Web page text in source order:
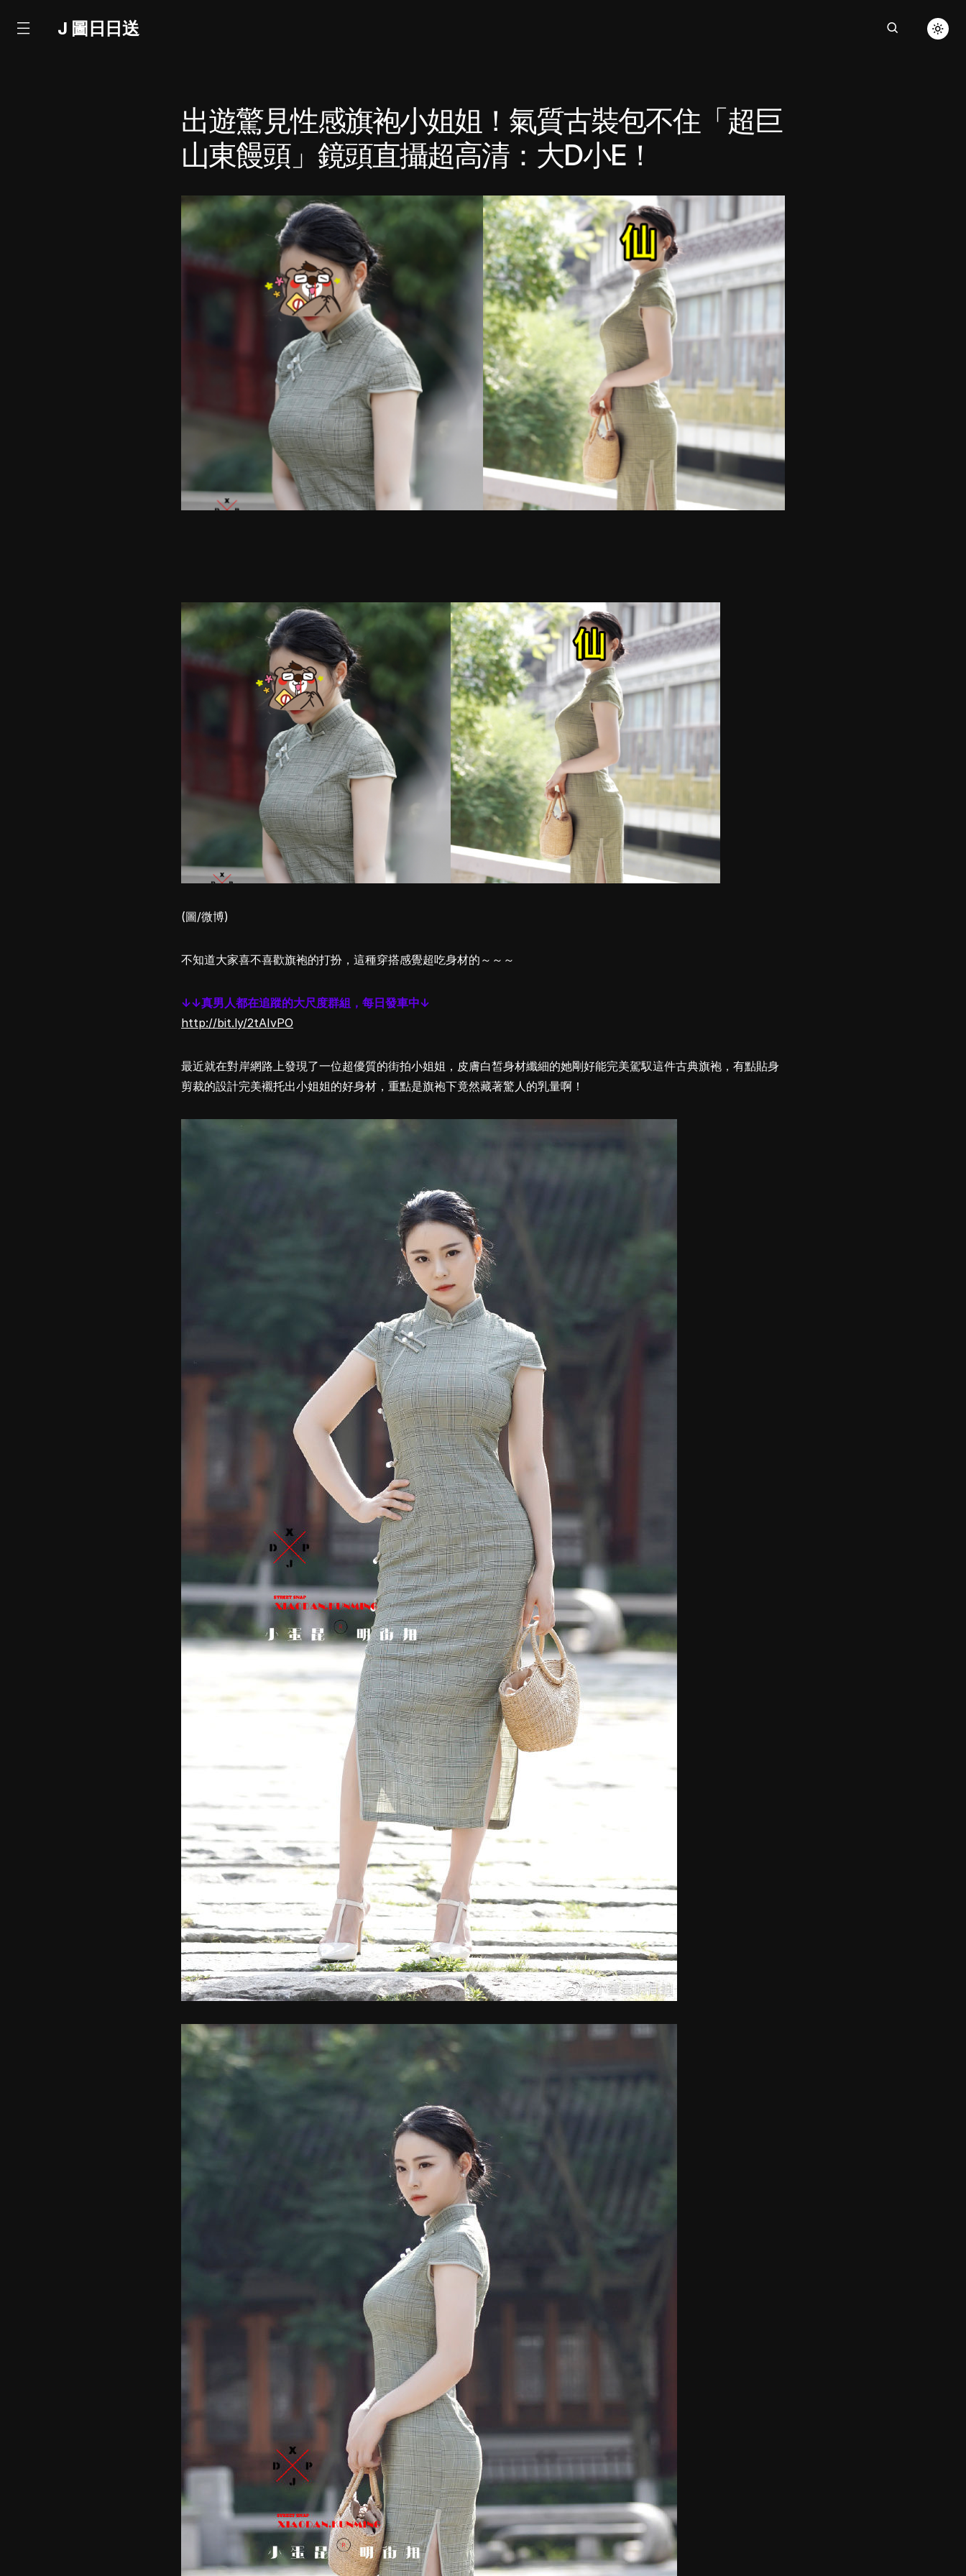
J 圖日日送
出遊驚見性感旗袍小姐姐！氣質古裝包不住「超巨
山東饅頭」鏡頭直攝超高清：大D小E！
(圖/微博)
不知道大家喜不喜歡旗袍的打扮，這種穿搭感覺超吃身材的～～～
↓↓真男人都在追蹤的大尺度群組，每日發車中↓
http://bit.ly/2tAIvPO
最近就在對岸網路上發現了一位超優質的街拍小姐姐，皮膚白皙身材纖細的她剛好能完美駕馭這件古典旗袍，有點貼身
剪裁的設計完美襯托出小姐姐的好身材，重點是旗袍下竟然藏著驚人的乳量啊！